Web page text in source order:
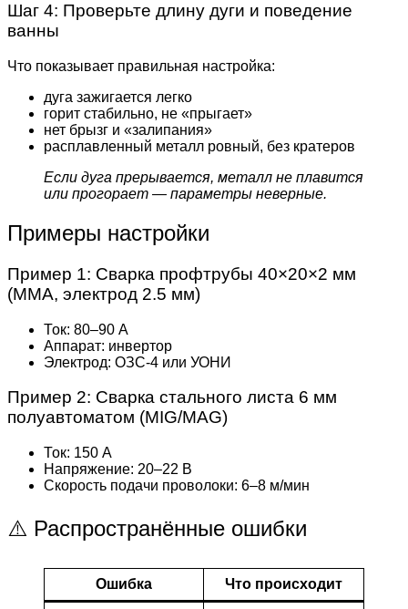
Шаг 4: Проверьте длину дуги и поведение
ванны
Что показывает правильная настройка:
дуга зажигается легко
горит стабильно, не «прыгает»
нет брызг и «залипания»
расплавленный металл ровный, без кратеров
Если дуга прерывается, металл не плавится
или прогорает — параметры неверные.
Примеры настройки
Пример 1: Сварка профтрубы 40×20×2 мм
(MMA, электрод 2.5 мм)
Ток: 80–90 А
Аппарат: инвертор
Электрод: ОЗС-4 или УОНИ
Пример 2: Сварка стального листа 6 мм
полуавтоматом (MIG/MAG)
Ток: 150 А
Напряжение: 20–22 В
Скорость подачи проволоки: 6–8 м/мин
⚠️ Распространённые ошибки
Ошибка Что происходит